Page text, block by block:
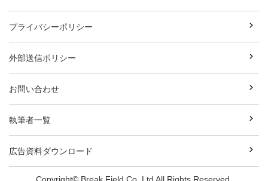
プライバシーポリシー
外部送信ポリシー
お問い合わせ
執筆者一覧
広告資料ダウンロード
Copyright© Break Field Co.,Ltd All Rights Reserved.